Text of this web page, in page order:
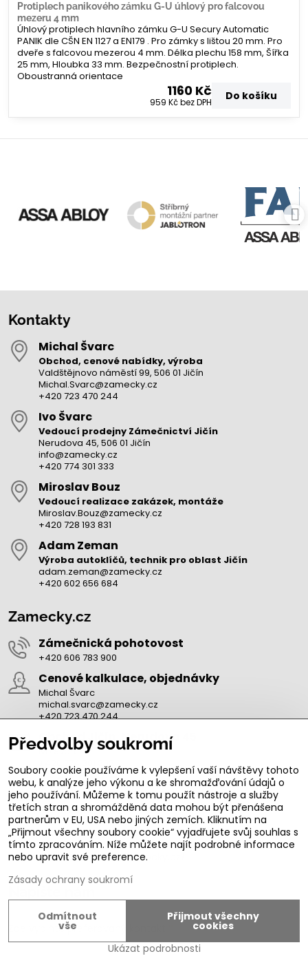
Protiplech panikového zámku G-U úhlový pro falcovou
mezeru 4 mm
Úhlový protiplech hlavního zámku G-U Secury Automatic
PANIK dle CŠN EN 1127 a EN179 . Pro zámky s lištou 20 mm. Pro
dveře s falcovou mezerou 4 mm. Délka plechu 158 mm, Šířka
25 mm, Hloubka 33 mm. Bezpečnostní protiplech.
Oboustranná orientace
1160 Kč
959 Kčbez DPH Do košíku
Kontakty
Michal Švarc
Obchod, cenové nabídky, výroba
Valdštějnovo náměstí 99, 506 01 Jičín
Michal.Svarc@zamecky.cz
+420 723 470 244
Ivo Švarc
Vedoucí prodejny Zámečnictví Jičín
Nerudova 45, 506 01 Jičín
info@zamecky.cz
+420 774 301 333
Miroslav Bouz
Vedoucí realizace zakázek, montáže
Miroslav.Bouz@zamecky.cz
+420 728 193 831
Adam Zeman
Výroba autoklíčů, technik pro oblast Jičín
adam.zeman@zamecky.cz
+420 602 656 684
Zamecky.cz
Zámečnická pohotovost
+420 606 783 900
Cenové kalkulace, objednávky
Michal Švarc
michal.svarc@zamecky.cz
+420 723 470 244
Obchod Jičín, Nerudova 45
Ivo Švarc
+420 774 301 333
info@zamecky.cz
Výroba Autoklíčů, servisní technik FAB
Adam Zeman
+420 602 656 684
adam.zeman@zamecky.cz
Zamecky.cz/
Napište nám
Zde vyplňte preferovaný kontakt
Předvolby soukromí
Soubory cookie používáme k vylepšení vaší návštěvy tohoto
webu, k analýze jeho výkonu a ke shromažďování údajů o
jeho používání. Můžeme k tomu použít nástroje a služby
třetích stran a shromážděná data mohou být přenášena
partnerům v EU, USA nebo jiných zemích. Kliknutím na
„Přijmout všechny soubory cookie“ vyjadřujete svůj souhlas s
tímto zpracováním. Níže můžete najít podrobné informace
nebo upravit své preference.
Zásady ochrany soukromí
Ukázat podrobnosti
Přijmout všechny
cookies
Odmítnout
vše